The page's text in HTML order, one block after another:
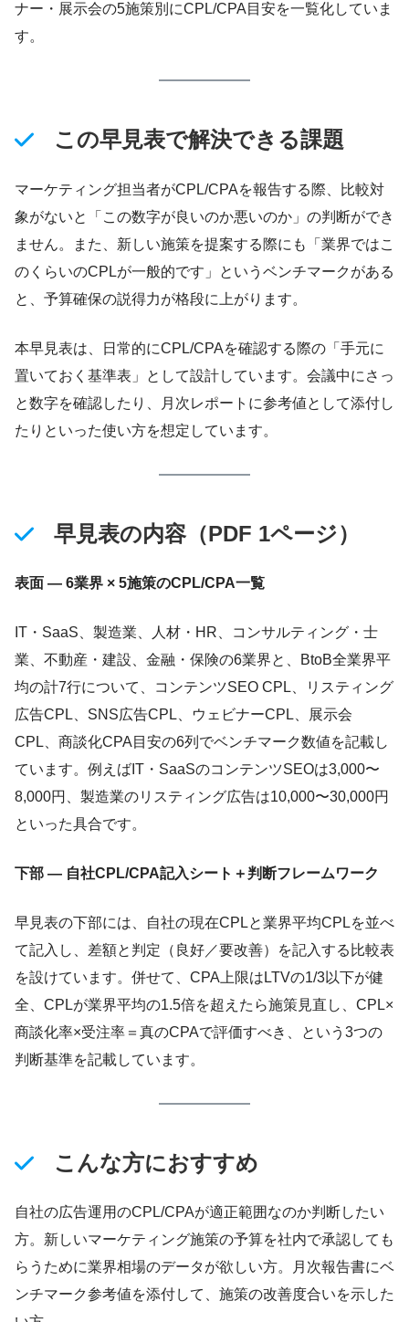
ナー・展示会の5施策別にCPL/CPA目安を一覧化していま
す。
この早見表で解決できる課題
マーケティング担当者がCPL/CPAを報告する際、比較対
象がないと「この数字が良いのか悪いのか」の判断ができ
ません。また、新しい施策を提案する際にも「業界ではこ
のくらいのCPLが一般的です」というベンチマークがある
と、予算確保の説得力が格段に上がります。
本早見表は、日常的にCPL/CPAを確認する際の「手元に
置いておく基準表」として設計しています。会議中にさっ
と数字を確認したり、月次レポートに参考値として添付し
たりといった使い方を想定しています。
早見表の内容（PDF 1ページ）
表面 — 6業界 × 5施策のCPL/CPA一覧
IT・SaaS、製造業、人材・HR、コンサルティング・士
業、不動産・建設、金融・保険の6業界と、BtoB全業界平
均の計7行について、コンテンツSEO CPL、リスティング
広告CPL、SNS広告CPL、ウェビナーCPL、展示会
CPL、商談化CPA目安の6列でベンチマーク数値を記載し
ています。例えばIT・SaaSのコンテンツSEOは3,000〜
8,000円、製造業のリスティング広告は10,000〜30,000円
といった具合です。
下部 — 自社CPL/CPA記入シート＋判断フレームワーク
早見表の下部には、自社の現在CPLと業界平均CPLを並べ
て記入し、差額と判定（良好／要改善）を記入する比較表
を設けています。併せて、CPA上限はLTVの1/3以下が健
全、CPLが業界平均の1.5倍を超えたら施策見直し、CPL×
商談化率×受注率＝真のCPAで評価すべき、という3つの
判断基準を記載しています。
こんな方におすすめ
自社の広告運用のCPL/CPAが適正範囲なのか判断したい
方。新しいマーケティング施策の予算を社内で承認しても
らうために業界相場のデータが欲しい方。月次報告書にベ
ンチマーク参考値を添付して、施策の改善度合いを示した